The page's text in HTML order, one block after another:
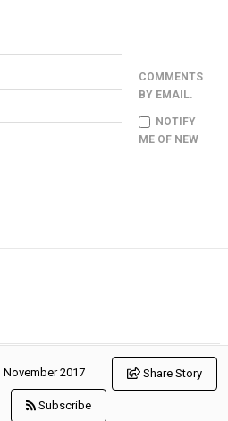
November 2017 Share Story
Subscribe
COMMENTS
BY EMAIL.
NOTIFY
ME OF NEW
en cada artículo. Todos los
reservados.